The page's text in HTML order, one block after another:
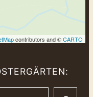
contributors and ©CARTO